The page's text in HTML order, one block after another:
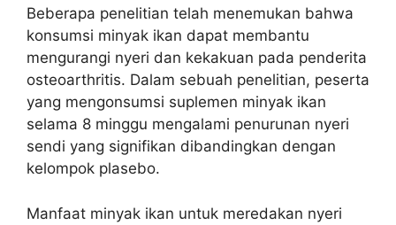
Beberapa penelitian telah menemukan bahwa
konsumsi minyak ikan dapat membantu
mengurangi nyeri dan kekakuan pada penderita
osteoarthritis. Dalam sebuah penelitian, peserta
yang mengonsumsi suplemen minyak ikan
selama 8 minggu mengalami penurunan nyeri
sendi yang signifikan dibandingkan dengan
kelompok plasebo.
Manfaat minyak ikan untuk meredakan nyeri